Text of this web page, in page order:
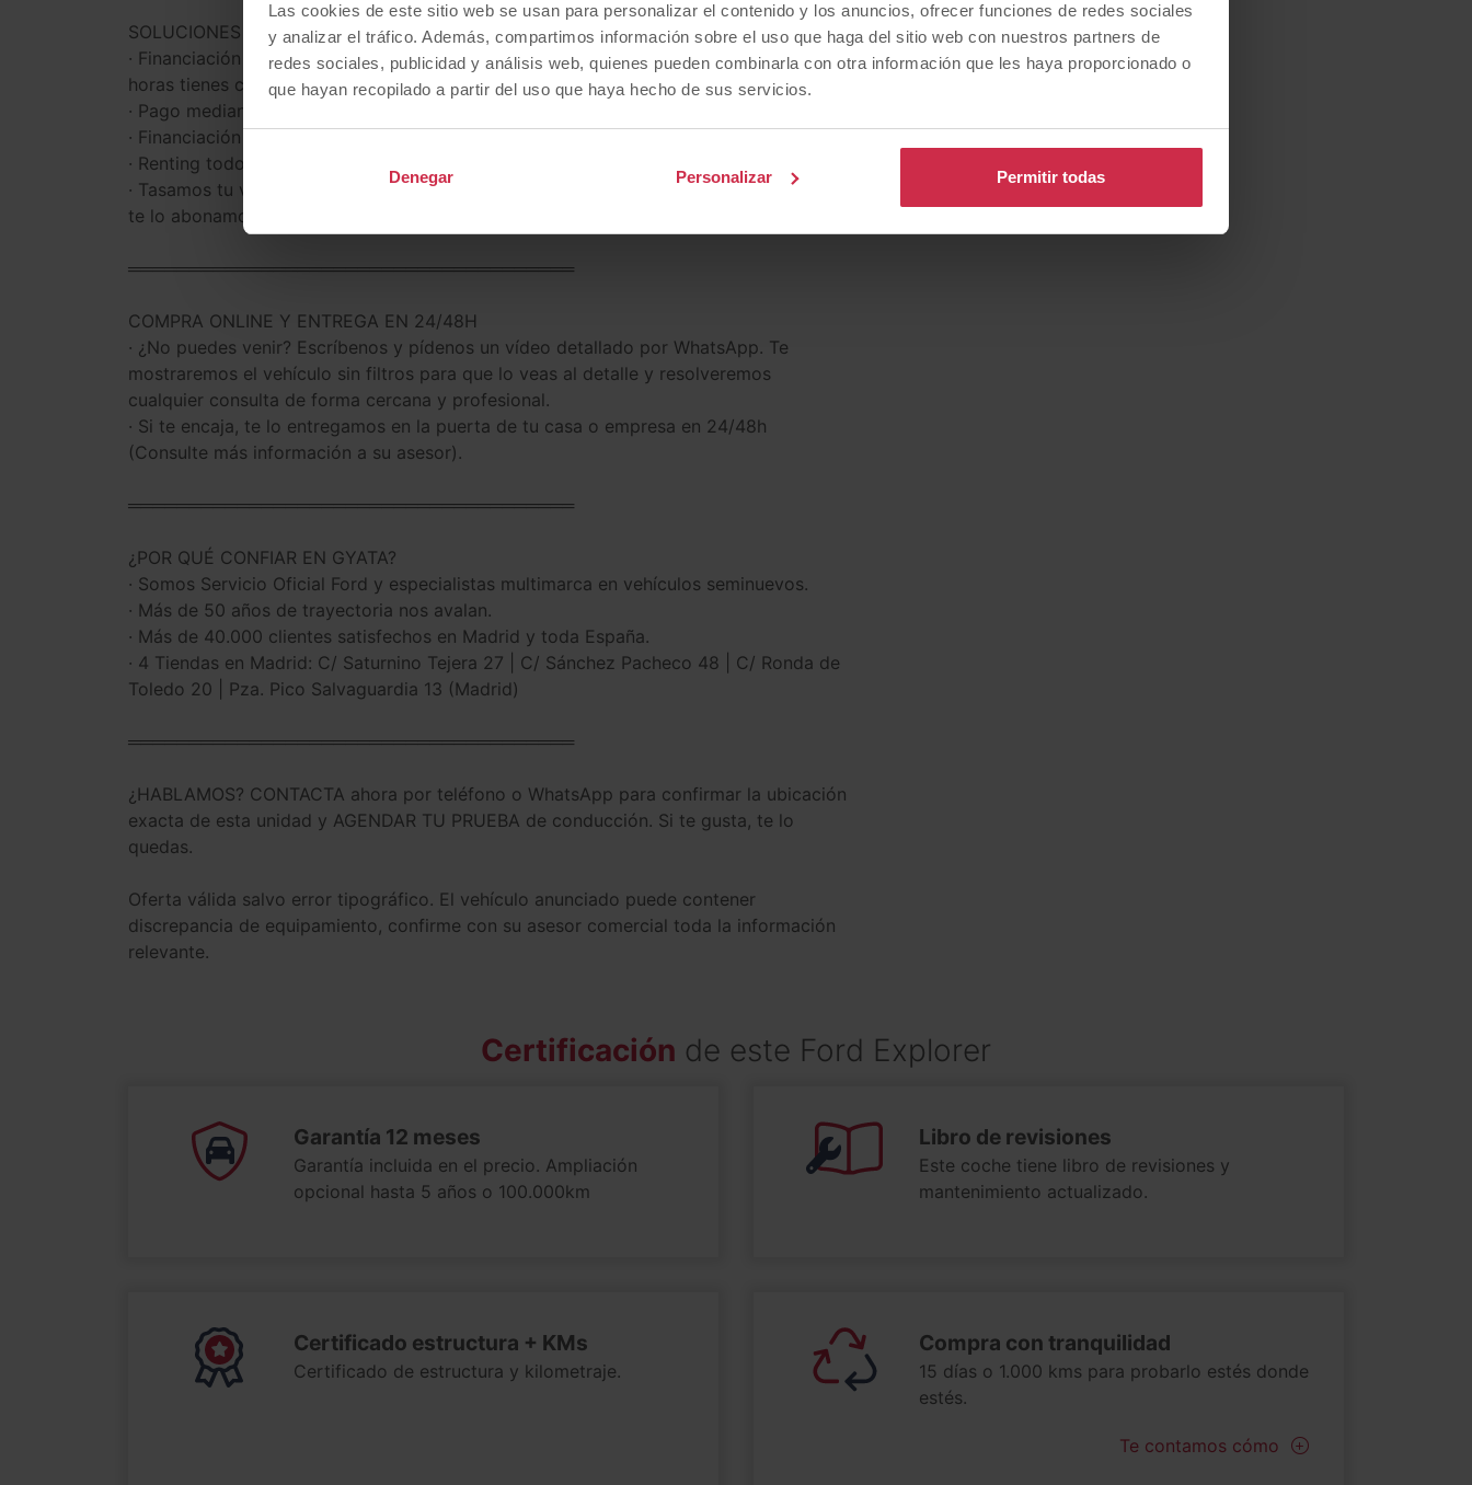
Las cookies de este sitio web se usan para personalizar el contenido y los anuncios, ofrecer funciones de redes sociales
y analizar el tráfico. Además, compartimos información sobre el uso que haga del sitio web con nuestros partners de
redes sociales, publicidad y análisis web, quienes pueden combinarla con otra información que les haya proporcionado o
que hayan recopilado a partir del uso que haya hecho de sus servicios.
Denegar Personalizar Permitir todas
SOLUCIONES A TU MEDIDA
· Financiación con o sin entrada, desde 5,99% TIN. Lineal y sin letra pequeña, en 24/48
horas tienes coche nuevo.
· Pago mediante transferencia bancaria, entrega inmediata.
· Financiación a empresas mediante leasing para desgravar IVA.
· Renting todo incluido.
· Tasamos tu vehículo actual al instante y lo descontamos directamente del precio, o
te lo abonamos mediante transferencia bancaria.
═════════════════════════════════════
COMPRA ONLINE Y ENTREGA EN 24/48H
· ¿No puedes venir? Escríbenos y pídenos un vídeo detallado por WhatsApp. Te
mostraremos el vehículo sin filtros para que lo veas al detalle y resolveremos
cualquier consulta de forma cercana y profesional.
· Si te encaja, te lo entregamos en la puerta de tu casa o empresa en 24/48h
(Consulte más información a su asesor).
═════════════════════════════════════
¿POR QUÉ CONFIAR EN GYATA?
· Somos Servicio Oficial Ford y especialistas multimarca en vehículos seminuevos.
· Más de 50 años de trayectoria nos avalan.
· Más de 40.000 clientes satisfechos en Madrid y toda España.
· 4 Tiendas en Madrid: C/ Saturnino Tejera 27 | C/ Sánchez Pacheco 48 | C/ Ronda de
Toledo 20 | Pza. Pico Salvaguardia 13 (Madrid)
═════════════════════════════════════
¿HABLAMOS? CONTACTA ahora por teléfono o WhatsApp para confirmar la ubicación
exacta de esta unidad y AGENDAR TU PRUEBA de conducción. Si te gusta, te lo
quedas.
Oferta válida salvo error tipográfico. El vehículo anunciado puede contener
discrepancia de equipamiento, confirme con su asesor comercial toda la información
relevante.
Certificación de este Ford Explorer
Garantía 12 meses
Garantía incluida en el precio. Ampliación
opcional hasta 5 años o 100.000km
Libro de revisiones
Este coche tiene libro de revisiones y
mantenimiento actualizado.
Certificado estructura + KMs
Certificado de estructura y kilometraje.
Compra con tranquilidad
15 días o 1.000 kms para probarlo estés donde
estés.
Te contamos cómo